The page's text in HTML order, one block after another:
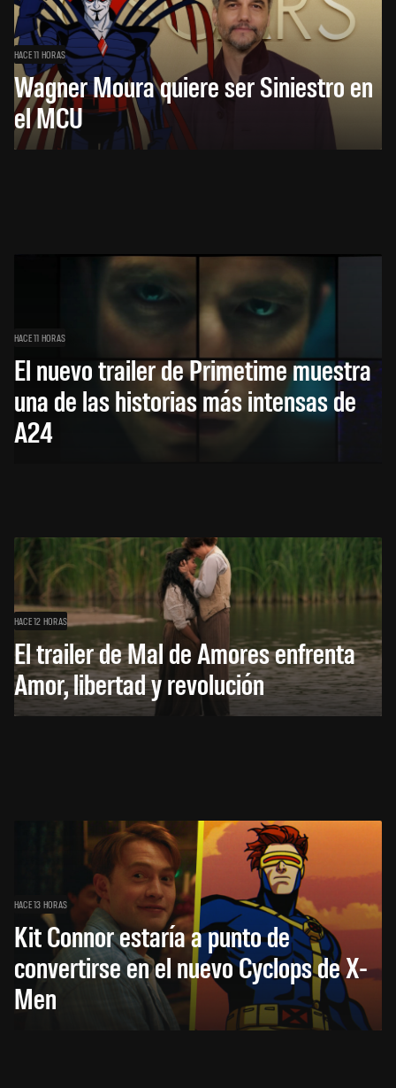
HACE 11 HORAS
Wagner Moura quiere ser Siniestro en
el MCU
HACE 11 HORAS
El nuevo trailer de Primetime muestra
una de las historias más intensas de
A24
HACE 12 HORAS
El trailer de Mal de Amores enfrenta
Amor, libertad y revolución
HACE 13 HORAS
Kit Connor estaría a punto de
convertirse en el nuevo Cyclops de X-
Men